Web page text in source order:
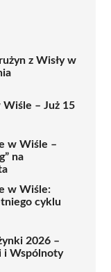
z Wisły w
– Już 15
w Wiśle –
na
w Wiśle:
cyklu
2026 –
i Wspólnoty